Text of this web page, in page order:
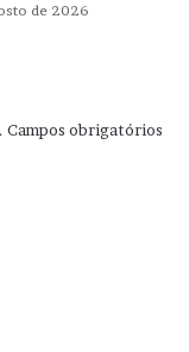
de 2026
Campos obrigatórios